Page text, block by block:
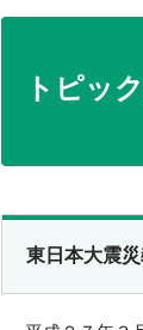
トピッ
東日本大震